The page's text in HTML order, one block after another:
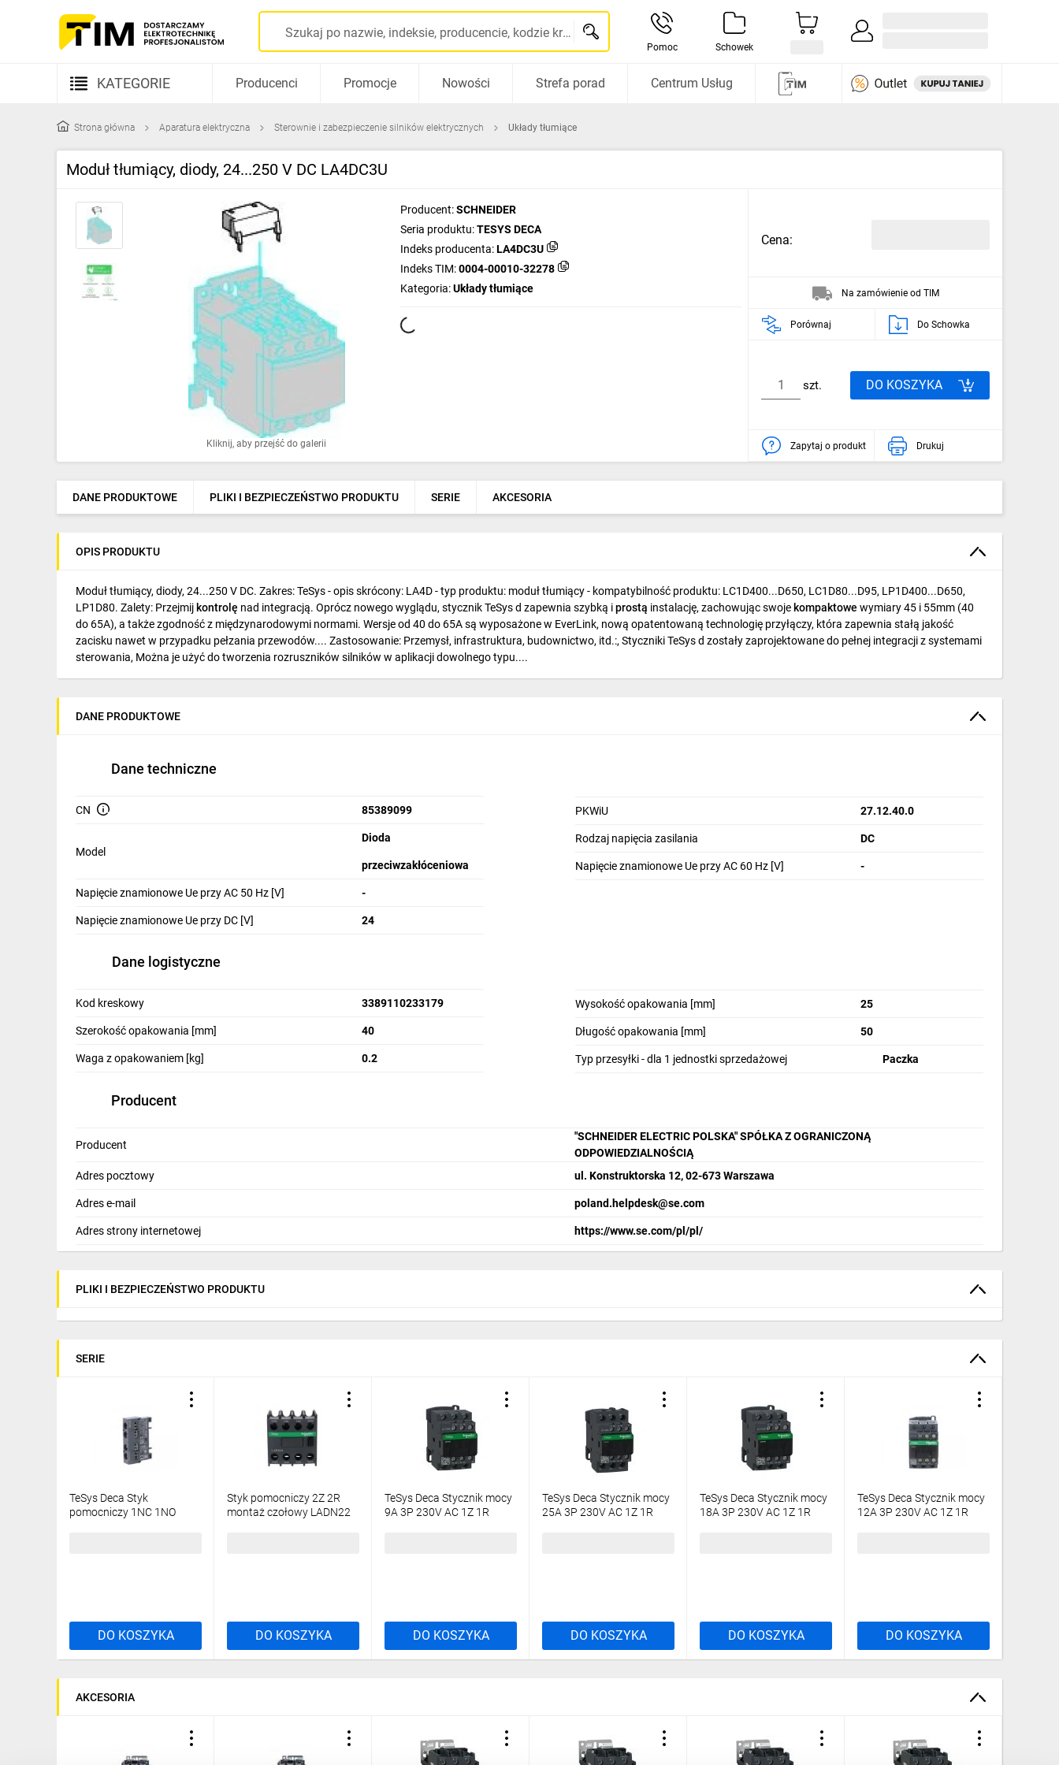
Szukaj po nazwie, indeksie, producencie, kodzie kreskowym...
Pomoc Schowek
KATEGORIE
Kable i przewody
Rozdzielnice i obudowy
Elementy prowadzenia kabli
Fotowoltaika
Gniazda i łączniki
Ogrzewanie
Elektronarzędzia i mierniki
Napędy elektryczne
Pneumatyka
Dom i ogród
IT, GSM
Budowa i Remont
Wentylacja i rekuperacja
Producenci Promocje Nowości Strefa porad Centrum Usług
Strona główna Aparatura elektryczna Sterownie i zabezpieczenie silników elektrycznych Układy tłumiące
Moduł tłumiący, diody, 24...250 V DC LA4DC3U
Kliknij, aby przejść do galerii
Producent:SCHNEIDER
Seria produktu:TESYS DECA
Indeks producenta:LA4DC3U
Indeks TIM:0004-00010-32278
Kategoria:Układy tłumiące
Cena:
Na zamówienie od TIM
Porównaj Do Schowka
szt. DO KOSZYKA
Zapytaj o produkt Drukuj
DANE PRODUKTOWE PLIKI I BEZPIECZEŃSTWO PRODUKTU SERIE AKCESORIA
OPIS PRODUKTU
Moduł tłumiący, diody, 24...250 V DC. Zakres: TeSys - opis skrócony: LA4D - typ produktu: moduł tłumiący - kompatybilność produktu: LC1D400...D650, LC1D80...D95, LP1D400...D650,
LP1D80. Zalety: Przejmij kontrolę nad integracją. Oprócz nowego wyglądu, stycznik TeSys d zapewnia szybką iprostą instalację, zachowując swoje kompaktowe wymiary 45 i 55mm (40
do 65A), a także zgodność z międzynarodowymi normami. Wersje od 40 do 65A są wyposażone w EverLink, nową opatentowaną technologię przyłączy, która zapewnia stałą jakość
zacisku nawet w przypadku pełzania przewodów.... Zastosowanie: Przemysł, infrastruktura, budownictwo, itd.:, Styczniki TeSys d zostały zaprojektowane do pełnej integracji z systemami
sterowania, Można je użyć do tworzenia rozruszników silników w aplikacji dowolnego typu....
DANE PRODUKTOWE
Dane techniczne
CN 85389099
Model
Dioda
przeciwzakłóceniowa
Napięcie znamionowe Ue przy AC 50 Hz [V] -
Napięcie znamionowe Ue przy DC [V] 24
PKWiU 27.12.40.0
Rodzaj napięcia zasilania DC
Napięcie znamionowe Ue przy AC 60 Hz [V] -
Dane logistyczne
Kod kreskowy 3389110233179
Szerokość opakowania [mm] 40
Waga z opakowaniem [kg] 0.2
Wysokość opakowania [mm] 25
Długość opakowania [mm] 50
Typ przesyłki - dla 1 jednostki sprzedażowej Paczka
Producent
Producent
"SCHNEIDER ELECTRIC POLSKA" SPÓŁKA Z OGRANICZONĄ
ODPOWIEDZIALNOŚCIĄ
Adres pocztowy
ul. Konstruktorska 12, 02-673 Warszawa
Adres e-mail poland.helpdesk@se.com
Adres strony internetowej https://www.se.com/pl/pl/
PLIKI I BEZPIECZEŃSTWO PRODUKTU
SERIE
TeSys Deca Styk
pomocniczy 1NC 1NO
DO KOSZYKA
Styk pomocniczy 2Z 2R
montaż czołowy LADN22
DO KOSZYKA
TeSys Deca Stycznik mocy
9A 3P 230V AC 1Z 1R
DO KOSZYKA
TeSys Deca Stycznik mocy
25A 3P 230V AC 1Z 1R
DO KOSZYKA
TeSys Deca Stycznik mocy
18A 3P 230V AC 1Z 1R
DO KOSZYKA
TeSys Deca Stycznik mocy
12A 3P 230V AC 1Z 1R
DO KOSZYKA
AKCESORIA